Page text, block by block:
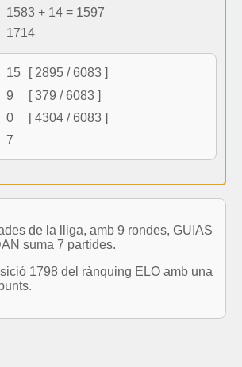
1583 + 14 = 1597
1714
15
[ 2895 / 6083 ]
9
[ 379 / 6083 ]
0
[ 4304 / 6083 ]
7
de la lliga, amb 9 rondes, GUIAS
suma 7 partides.
1798 del rànquing ELO amb una